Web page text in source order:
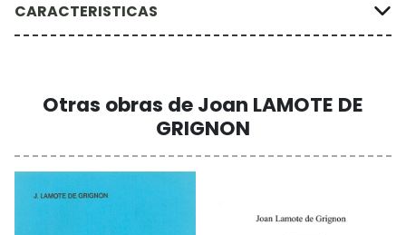
CARACTERISTICAS
Otras obras de Joan LAMOTE DE
GRIGNON